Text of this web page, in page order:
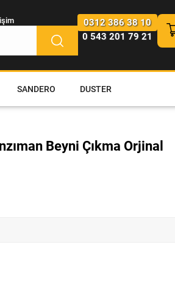
0312 386 38 10
0 543 201 79 21
SANDERO DUSTER
Beyni Çıkma Orjinal